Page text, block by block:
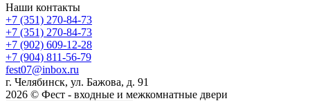
Наши контакты
+7 (351) 270-84-73
+7 (351) 270-84-73
+7 (902) 609-12-28
+7 (904) 811-56-79
fest07@inbox.ru
г. Челябинск, ул. Бажова, д. 91
2026 © Фест - входные и межкомнатные двери